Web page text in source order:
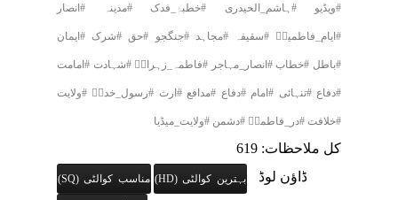
#ویڈیو #ہاشم_الحیدری #خطبۂ_فدک #مدینہ #انصار
#ایام_فاطمیہؑ #سقیفہ #مجاہد #جنگجو #حق #شرک #ایمان
#باطل #خطاب #انصار_مہاجر #فاطمہ_زہراءؑ #شہادت #امامت
#دفاع #تنہائی #امام #دفاع #مدافع #ارث #رسول_خداؐ #ولایت
#خلافت #در_فاطمہؑ #دشمن #ولایت_میڈیا
کل ملاحظات: 619
ڈاؤن لوڈ
بہترین کوالٹی (HD) مناسب کوالٹی (SQ)